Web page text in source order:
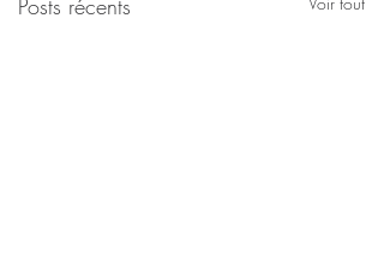
Posts récents